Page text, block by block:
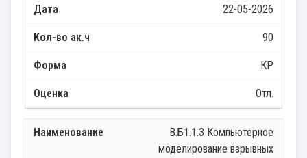
22-05-2026
90
КР
Отл.
В.Б1.1.3 Компьютерное
моделирование взрывных